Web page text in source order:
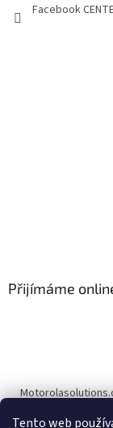
Tento web
Facebook
Přijímáme